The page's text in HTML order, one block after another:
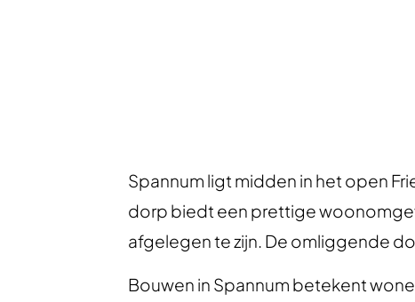
Spannum ligt midden in het open
dorp biedt een prettige
afgelegen te zijn. De omliggende
Bouwen in Spannum betekent